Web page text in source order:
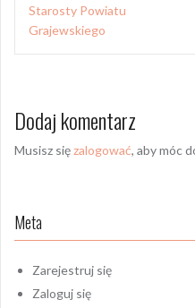
Starosty Powiatu
Grajewskiego
Dodaj komentarz
Musisz sięzalogować, aby móc
Meta
Zarejestruj się
Zaloguj się